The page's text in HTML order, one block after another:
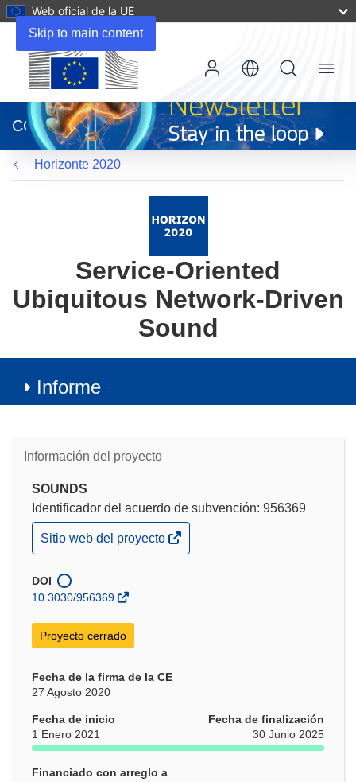
Skip to main content
Web oficial de la UE
abrirá
en
una
nueva
ventana)
CORDIS
Menu
Horizonte 2020
Service-Oriented
Ubiquitous Network-Driven
Sound
Informe
Información del proyecto
SOUNDS
Identificador del acuerdo de subvención: 956369
(se
abrirá
una
nueva
Sitio web del proyecto
DOI
10.3030/956369
Proyecto cerrado
Fecha de la firma de la CE
27 Agosto 2020
Fecha de inicio
1 Enero 2021
Fecha de finalización
30 Junio 2025
Financiado con arreglo a